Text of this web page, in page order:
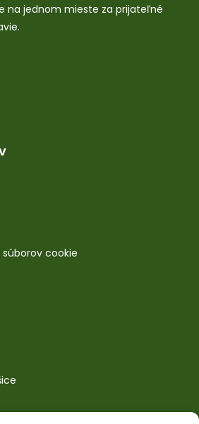
na jednom mieste za prijateľné
cookie